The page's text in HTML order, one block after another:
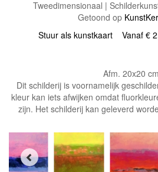
Tweedimensionaal |
Getoond op
Stuur als kunstkaart Vanaf €
Afm. 20x20
Dit schilderij is voornamelijk
kleur kan iets afwijken omdat
zijn. Het schilderij kan geleverd